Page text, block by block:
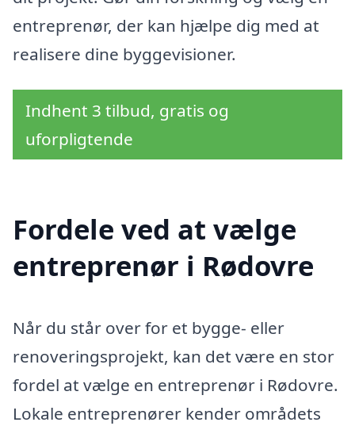
entreprenør, der kan hjælpe dig med at
realisere dine byggevisioner.
Indhent 3 tilbud, gratis og
uforpligtende
Fordele ved at vælge
entreprenør i Rødovre
Når du står over for et bygge- eller
renoveringsprojekt, kan det være en stor
fordel at vælge en entreprenør i Rødovre.
Lokale entreprenører kender områdets